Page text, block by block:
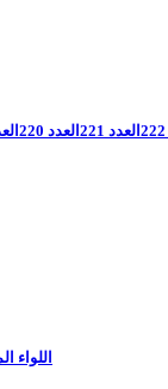
العدد 221 العدد 220
اللواء